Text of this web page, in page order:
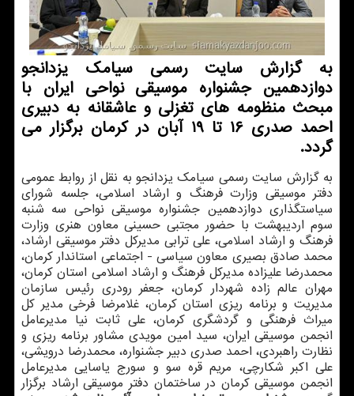
به گزارش سایت رسمی سیامك یزدانجو
دوازدهمین جشنواره موسیقی نواحی ایران با
مبحث منظومه های تغزلی و عاشقانه به دبیری
احمد صدری ۱۶ تا ۱۹ آبان در كرمان برگزار می
گردد.
به گزارش سایت رسمی سیامك یزدانجو به نقل از روابط عمومی
دفتر موسیقی وزارت فرهنگ و ارشاد اسلامی، جلسه شورای
سیاستگذاری دوازدهمین جشنواره موسیقی نواحی سه شنبه
سوم اردیبهشت با حضور مجتبی حسینی معاون هنری وزارت
فرهنگ و ارشاد اسلامی، علی ترابی مدیركل دفتر موسیقی ارشاد،
محمد صادق بصیری معاون سیاسی - اجتماعی استاندار كرمان،
محمدرضا علیزاده مدیركل فرهنگ و ارشاد اسلامی استان كرمان،
مهران عالم زاده شهردار كرمان، جعفر رودری رئیس سازمان
مدیریت و برنامه ریزی استان كرمان، غلامرضا فرخی مدیر كل
میراث فرهنگی و گردشگری كرمان، علی ثابت نیا مدیرعامل
انجمن موسیقی ایران، سید امین مویدی مشاور برنامه ریزی و
نظارت راهبردی، احمد صدری دبیر جشنواره، محمدرضا درویشی،
علی اكبر شكارچی، مریم قره سو و سورج یاسایی مدیرعامل
انجمن موسیقی كرمان در ساختمان دفتر موسیقی ارشاد برگزار